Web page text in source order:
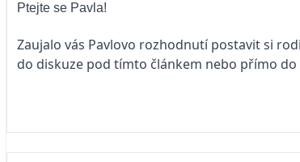
Ptejte se Pavla!
Zaujalo vás Pavlovo rozhodnutí postavit si
do diskuze pod tímto článkem nebo přímo do